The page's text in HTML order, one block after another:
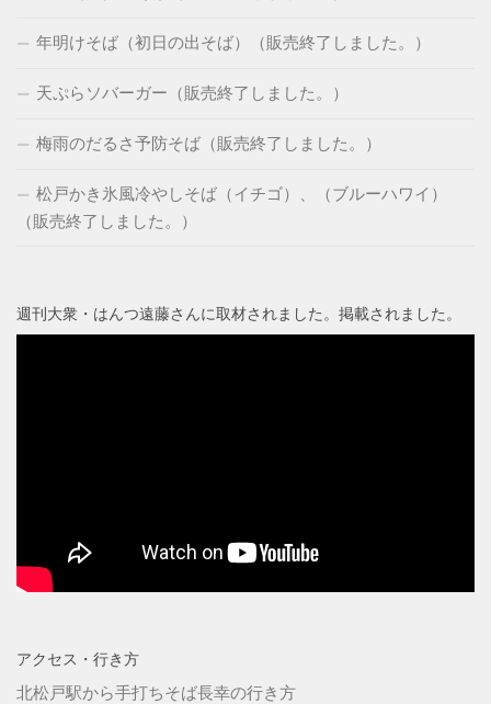
年明けそば（初日の出そば）（販売終了しました。）
天ぷらソバーガー（販売終了しました。）
梅雨のだるさ予防そば（販売終了しました。）
松戸かき氷風冷やしそば（イチゴ）、（ブルーハワイ）
（販売終了しました。）
週刊大衆・はんつ遠藤さんに取材されました。掲載されました。
アクセス・行き方
北松戸駅から手打ちそば長幸の行き方